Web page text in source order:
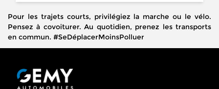
Pour les trajets courts, privilégiez la marche ou le vélo.
Pensez à covoiturer. Au quotidien, prenez les transports
en commun. #SeDéplacerMoinsPolluer